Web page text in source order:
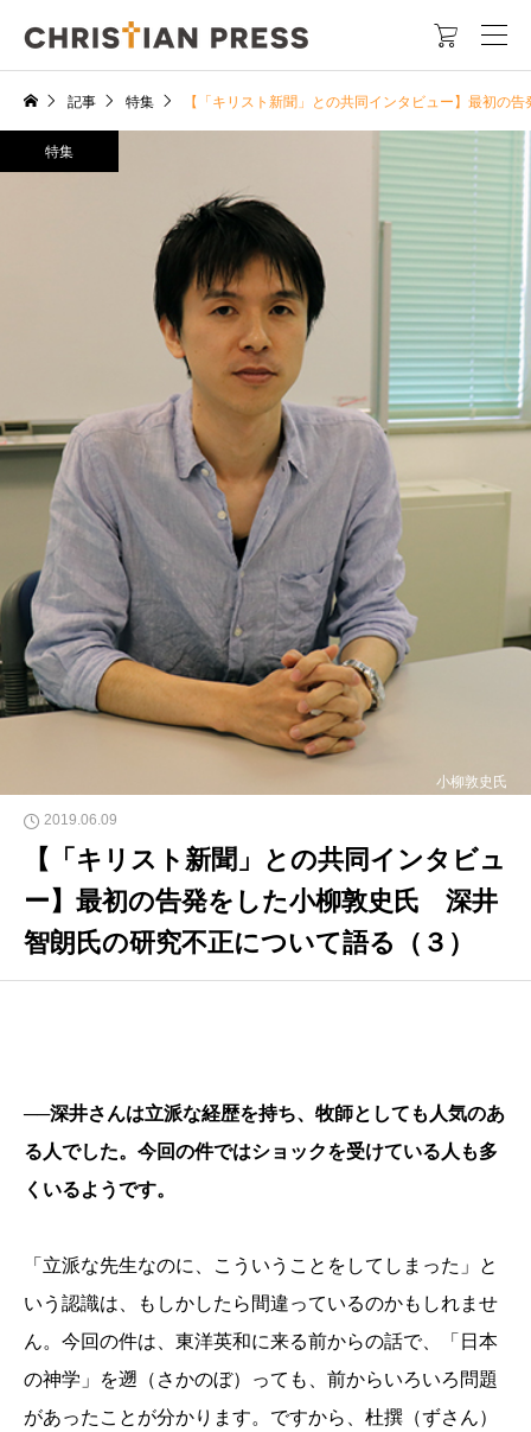

記事 特集 【「キリスト新聞」との共同インタビュー】最初の
小柳敦史氏
特集
2019.06.09
【「キリスト新聞」との共同インタビュ
ー】最初の告発をした小柳敦史氏 深井
智朗氏の研究不正について語る（３）
──深井さんは立派な経歴を持ち、牧師としても人気のあ
る人でした。今回の件ではショックを受けている人も多
くいるようです。
「立派な先生なのに、こういうことをしてしまった」と
いう認識は、もしかしたら間違っているのかもしれませ
ん。今回の件は、東洋英和に来る前からの話で、「日本
の神学」を遡（さかのぼ）っても、前からいろいろ問題
があったことが分かります。ですから、杜撰（ずさん）